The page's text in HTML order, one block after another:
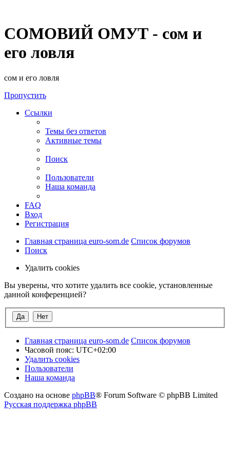
СОМОВИЙ ОМУТ - сом и
его ловля
сом и его ловля
Пропустить
Ссылки
Темы без ответов
Активные темы
Поиск
Пользователи
Наша команда
FAQ
Вход
Регистрация
Главная страница euro-som.de Список форумов
Поиск
Удалить cookies
Вы уверены, что хотите удалить все cookie, установленные
данной конференцией?
Главная страница euro-som.de Список форумов
Часовой пояс: UTC+02:00
Удалить cookies
Пользователи
Наша команда
Создано на основе phpBB® Forum Software © phpBB Limited
Русская поддержка phpBB